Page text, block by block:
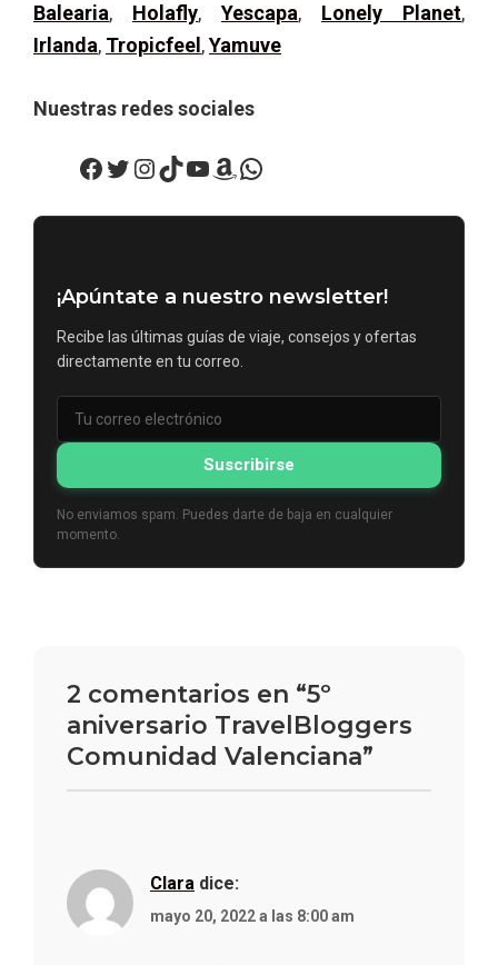
Balearia, Holafly, Yescapa, Lonely Planet,
Irlanda, Tropicfeel ,Yamuve
Nuestras redes sociales
Facebook
Twitter
Instagram
TikTok
YouTube
Amazon
WhatsApp
¡Apúntate a nuestro newsletter!
Recibe las últimas guías de viaje, consejos y ofertas
directamente en tu correo.
Suscribirse
No enviamos spam. Puedes darte de baja en cualquier
momento.
2 comentarios en “5º
aniversario TravelBloggers
Comunidad Valenciana”
Clara dice:
mayo 20, 2022 a las 8:00 am